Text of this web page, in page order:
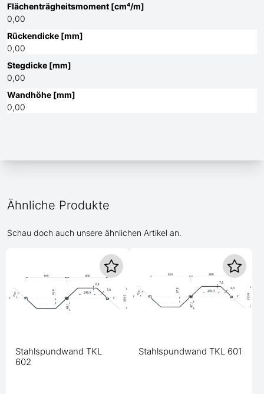
Flächenträgheitsmoment [cm⁴/m]
0,00
Rückendicke [mm]
0,00
Stegdicke [mm]
0,00
Wandhöhe [mm]
0,00
Ähnliche Produkte
Schau doch auch unsere ähnlichen Artikel an.
Stahlspundwand TKL
602
Stahlspundwand TKL 601